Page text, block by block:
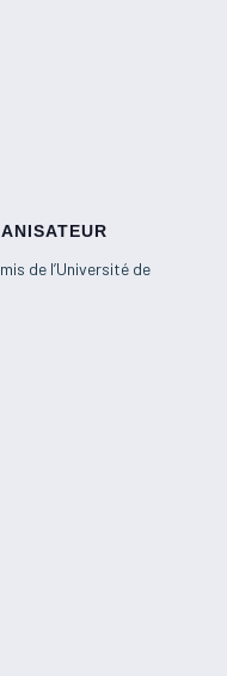
de l’Université de